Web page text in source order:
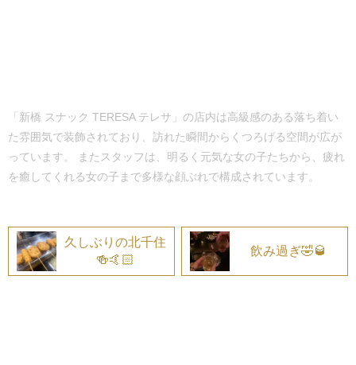
「新橋 スナック TERESA テレサ」の店内は高級感のある落ち着い
た雰囲気で装飾されており、訪れた瞬間からくつろげる空間が広が
っています。 またスタッフは、明るく元気な女の子たちから、疲れ
を癒してくれる女の子まで多様な顔ぶれで構成されています。
久しぶりの北千住
🍻🤙🏻
飲み過ぎ🤣🥃